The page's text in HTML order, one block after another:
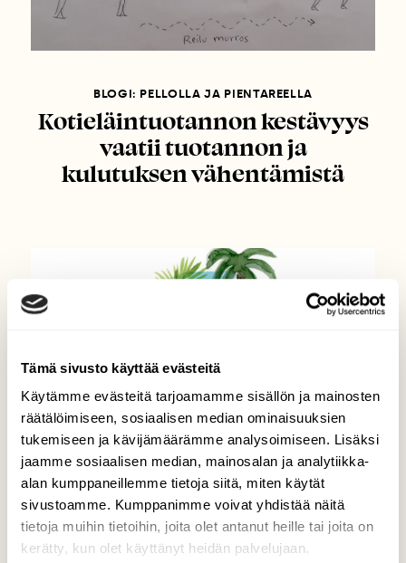
Tämä sivusto käyttää evästeitä
Käytämme evästeitä tarjoamamme sisällön ja mainosten
räätälöimiseen, sosiaalisen median ominaisuuksien
tukemiseen ja kävijämäärämme analysoimiseen. Lisäksi
jaamme sosiaalisen median, mainosalan ja analytiikka-
alan kumppaneillemme tietoja siitä, miten käytät
sivustoamme. Kumppanimme voivat yhdistää näitä
tietoja muihin tietoihin, joita olet antanut heille tai joita on
kerätty, kun olet käyttänyt heidän palvelujaan.
BLOGI: PELLOLLA JA PIENTAREELLA
Kotieläintuotannon kestävyys
vaatii tuotannon ja
kulutuksen vähentämistä
KOTONA
Ja maailma pelastuu?